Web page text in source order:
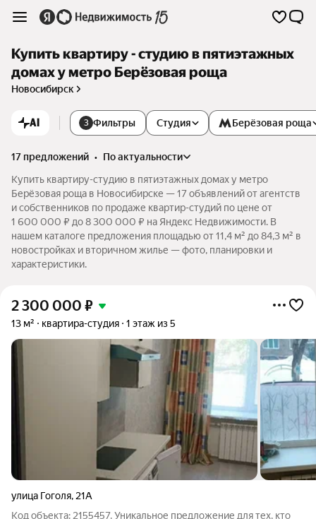
Купить квартиру - студию в пятиэтажных
домах у метро Берёзовая роща
Новосибирск
AI 3 Фильтры Студия Берёзовая роща
17 предложений •
по актуальности
Купить квартиру-студию в пятиэтажных домах у метро
Берёзовая роща в Новосибирске — 17 объявлений от агентств
и собственников по продаже квартир-студий по цене от
1 600 000 ₽ до 8 300 000 ₽ на Яндекс Недвижимости. В
нашем каталоге предложения площадью от 11,4 м² до 84,3 м² в
новостройках и вторичном жилье — фото, планировки и
характеристики.
2 300 000 ₽
13 м² квартира-студия 1 этаж из 5
улица Гоголя, 21А
Код объекта: 2155457. Уникальное предложение для тех, кто